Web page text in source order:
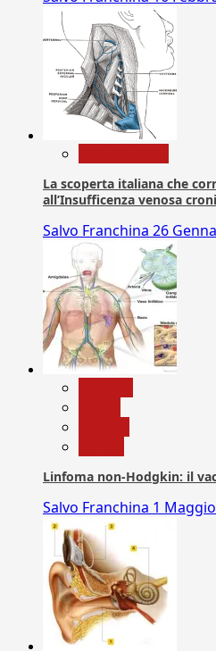
La scoperta italiana che
all’Insufficenza venosa
Salvo Franchina 26
Linfoma non-Hodgkin: il
Salvo Franchina 1